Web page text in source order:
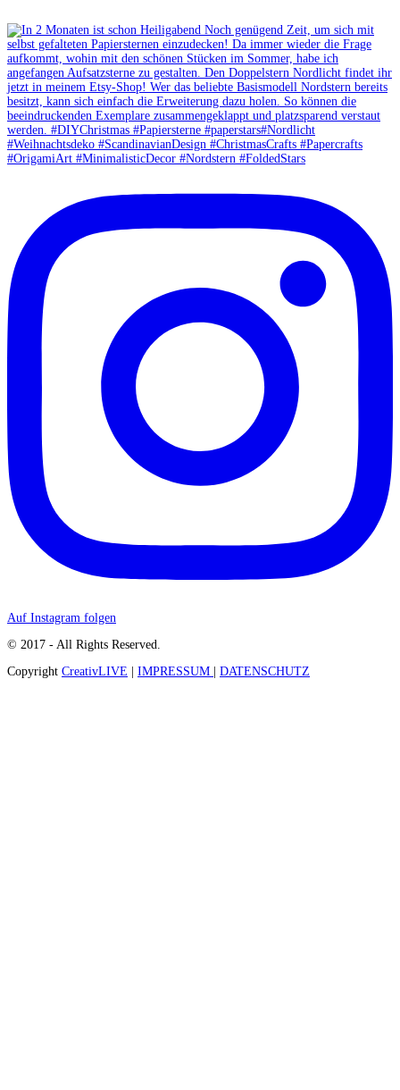
Auf Instagram folgen
© 2017 - All Rights Reserved.
Copyright CreativLIVE IMPRESSUM DATENSCHUTZ